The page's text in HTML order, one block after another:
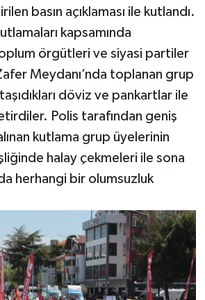
basın açıklaması ile kutlandı.
kapsamında
örgütleri ve siyasi partiler
Meydanı’nda toplanan grup
döviz ve pankartlar ile
Polis tarafından geniş
kutlama grup üyelerinin
halay çekmeleri ile sona
herhangi bir olumsuzluk